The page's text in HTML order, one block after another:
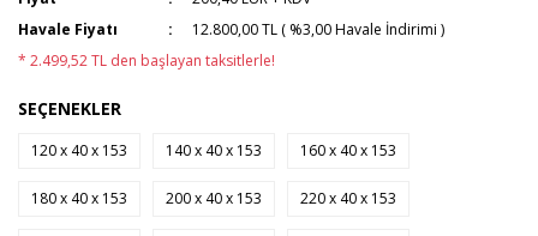
Havale Fiyatı
12.800,00 TL ( %3,00 Havale İndirimi )
* 2.499,52 TL den başlayan taksitlerle!
SEÇENEKLER
120 x 40 x 153 140 x 40 x 153 160 x 40 x 153
180 x 40 x 153 200 x 40 x 153 220 x 40 x 153